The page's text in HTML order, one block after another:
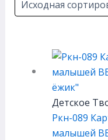
Детское
Ркн-089
малышей